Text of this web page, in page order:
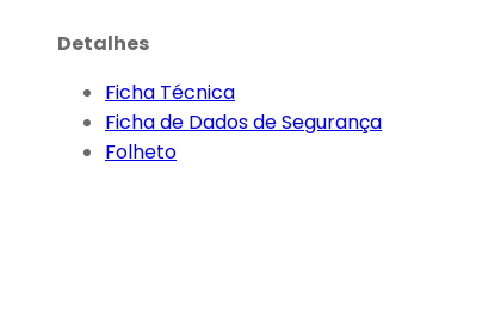
Detalhes
Ficha Técnica
Ficha de Dados de Segurança
Folheto